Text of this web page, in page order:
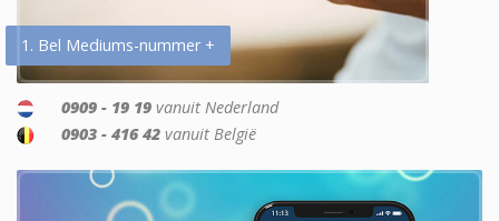
1. Bel Mediums-nummer +
0909 - 19 19 vanuit Nederland
0903 - 416 42 vanuit België